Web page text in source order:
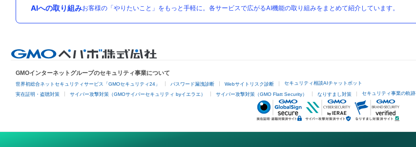
AIへの取り組みお客様の「やりたいこと」をもっと手軽に。各サービスで広がるAI機能の取り組みをまとめて紹介しています。
GMOインターネットグループのセキュリティ事業について
世界初総合ネットセキュリティサービス「GMOセキュリティ24」 パスワード漏洩診断 Webサイトリスク診断 セキュリティ相談AIチャットボット
実在証明・盗聴対策 サイバー攻撃対策（GMOサイバーセキュリティ byイエラエ） サイバー攻撃対策（GMO Flatt Security） なりすまし対策 セキュリティ事業の軌跡